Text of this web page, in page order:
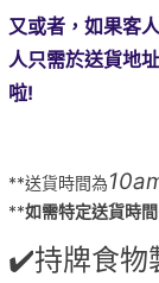
又或者，如果客
人只需於送貨地
啦!
**送貨時間為
**如需特定送貨時間
✔️持牌食物